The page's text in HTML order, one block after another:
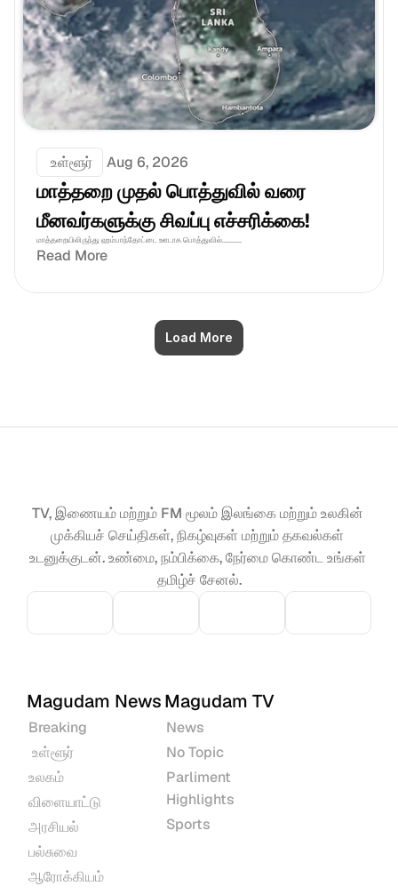
உள்ளூர் Aug 6, 2026
மாத்தறை முதல் பொத்துவில் வரை
மீனவர்களுக்கு சிவப்பு எச்சரிக்கை!
மாத்தறையிலிருந்து ஹம்பாந்தோட்டை ஊடாக பொத்துவில்...........
Read More
Load More
TV, இணையம் மற்றும் FM மூலம் இலங்கை மற்றும் உலகின்
முக்கியச் செய்திகள், நிகழ்வுகள் மற்றும் தகவல்கள்
உடனுக்குடன். உண்மை, நம்பிக்கை, நேர்மை கொண்ட உங்கள்
தமிழ்ச் சேனல்.
Magudam News
Breaking
உள்ளூர்
உலகம்
விளையாட்டு
அரசியல்
பல்சுவை
ஆரோக்கியம்
Magudam TV
News
No Topic
Parliment
Highlights
Sports